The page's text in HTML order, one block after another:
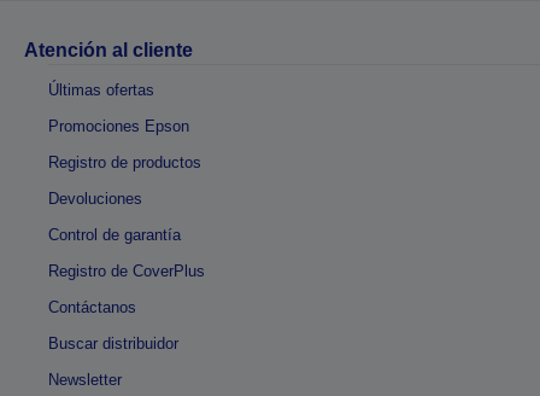
Atención al cliente
Últimas ofertas
Promociones Epson
Registro de productos
Devoluciones
Control de garantía
Registro de CoverPlus
Contáctanos
Buscar distribuidor
Newsletter